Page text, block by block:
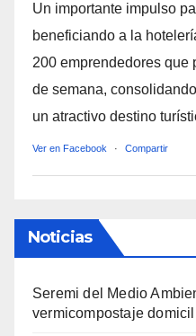
Un importante impulso
beneficiando a la
200 emprendedores que
de semana,
un atractivo destino
Ver en Facebook · Compartir
Noticias
Seremi del Medio
vermicompostaje